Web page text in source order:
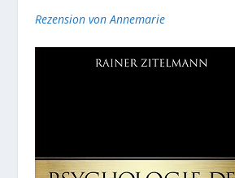
Rezension von Annemarie